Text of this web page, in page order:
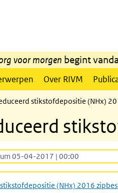
voor morgen begint
Over RIVM
stikstofdepositie (NHx)
05-04-2017 | 00:00
(NHx) 2016